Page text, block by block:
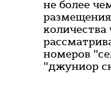
не более
номеров
"джуниор